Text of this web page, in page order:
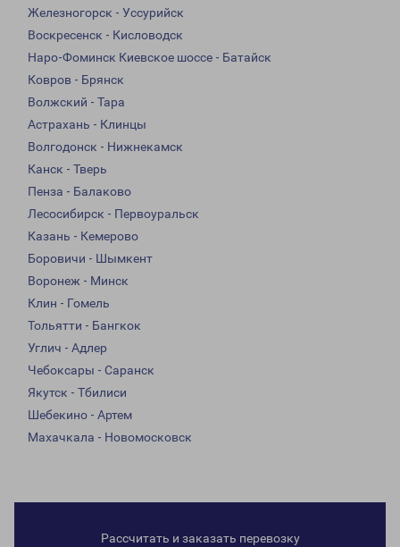
Железногорск - Уссурийск
Воскресенск - Кисловодск
Наро-Фоминск Киевское шоссе - Батайск
Ковров - Брянск
Волжский - Тара
Астрахань - Клинцы
Волгодонск - Нижнекамск
Канск - Тверь
Пенза - Балаково
Лесосибирск - Первоуральск
Казань - Кемерово
Боровичи - Шымкент
Воронеж - Минск
Клин - Гомель
Тольятти - Бангкок
Углич - Адлер
Чебоксары - Саранск
Якутск - Тбилиси
Шебекино - Артем
Махачкала - Новомосковск
Рассчитать и заказать перевозку